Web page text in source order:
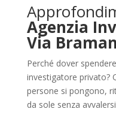
Agenzia
Via
Perché dover
investigatore privato?
persone si pongono,
da sole senza